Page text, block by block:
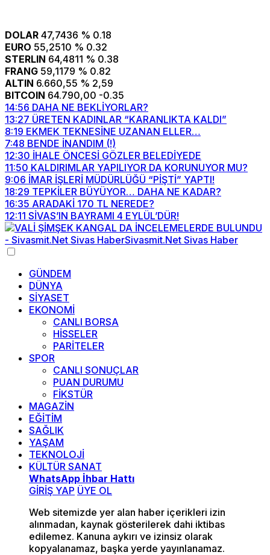
DOLAR 47,7436 % 0.18
EURO 55,2510 % 0.32
STERLIN 64,4811 % 0.38
FRANG 59,1179 % 0.82
ALTIN 6.660,55 % 2,59
BITCOIN 64.790,00 -0.35
14:56 DAHA NE BEKLİYORLAR?
13:27 ÜRETEN KADINLAR “KARANLIKTA KALDI”
8:19 EKMEK TEKNESİNE UZANAN ELLER…
7:48 BENDE İNANDIM (!)
12:30 İHALE ÖNCESİ GÖZLER BELEDİYEDE
11:50 KALDIRIMLAR YAPILIYOR DA KORUNUYOR MU?
9:06 İMAR İŞLERİ MÜDÜRLÜĞÜ “PİŞTİ” YAPTI!
18:29 TEPKİLER BÜYÜYOR… DAHA NE KADAR?
16:35 ARADAKİ 170 TL NEREDE?
12:11 SİVAS’IN BAYRAMI 4 EYLÜL’DÜR!
GÜNDEM
DÜNYA
SİYASET
EKONOMİ
CANLI BORSA
HİSSELER
PARİTELER
SPOR
CANLI SONUÇLAR
PUAN DURUMU
FİKSTÜR
MAGAZİN
EĞİTİM
SAĞLIK
YAŞAM
TEKNOLOJİ
KÜLTÜR SANAT
WhatsApp İhbar Hattı
GİRİŞ YAP ÜYE OL
Web sitemizde yer alan haber içerikleri izin
alınmadan, kaynak gösterilerek dahi iktibas
edilemez. Kanuna aykırı ve izinsiz olarak
kopyalanamaz, başka yerde yayınlanamaz.